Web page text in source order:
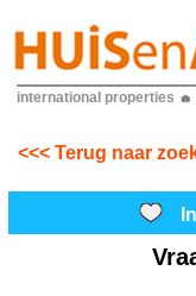
international properties
<<< Terug naar